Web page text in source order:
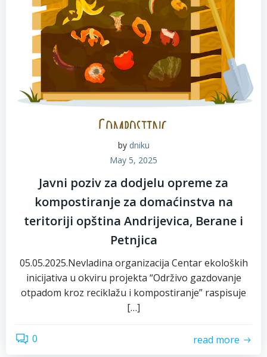
by dniku
May 5, 2025
Javni poziv za dodjelu opreme za
kompostiranje za domaćinstva na
teritoriji opština Andrijevica, Berane i
Petnjica
05.05.2025.Nevladina organizacija Centar ekoloških
inicijativa u okviru projekta “Održivo gazdovanje
otpadom kroz reciklažu i kompostiranje” raspisuje
[…]
0 read more